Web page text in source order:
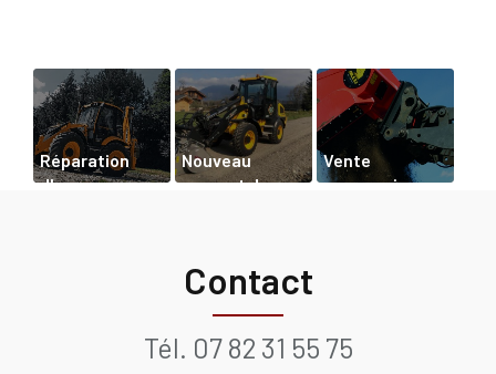
Réparation
d'un
Nouveau
support de
Vente
accessoires
Contact
Tél. 07 82 31 55 75